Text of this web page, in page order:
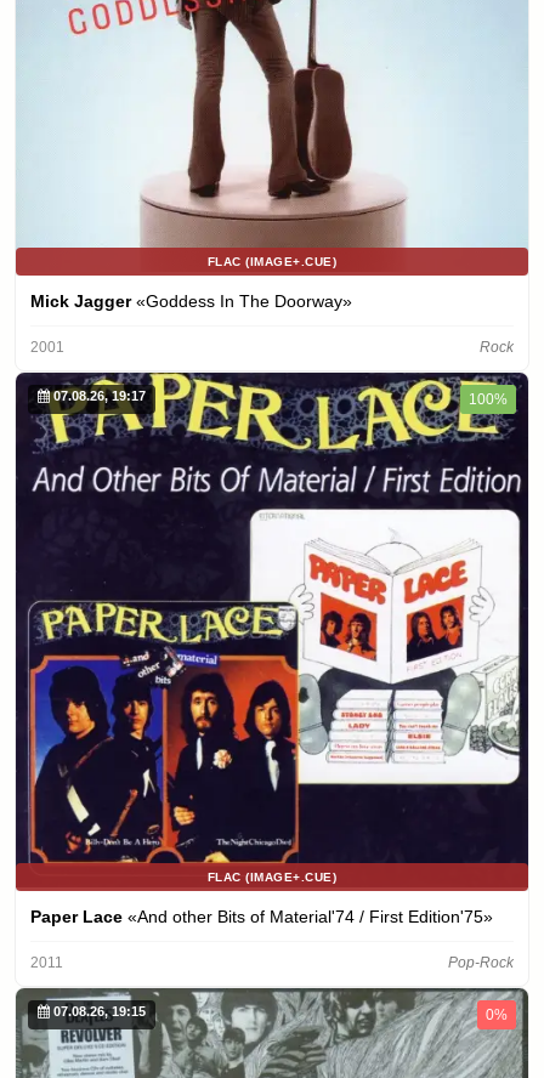
FLAC (IMAGE+.CUE)
Mick Jagger«Goddess In The Doorway»
2001 Rock
07.08.26, 19:17 100%
FLAC (IMAGE+.CUE)
Paper Lace «And other Bits of Material'74 / First Edition'75»
2011 Pop-Rock
07.08.26, 19:15 0%